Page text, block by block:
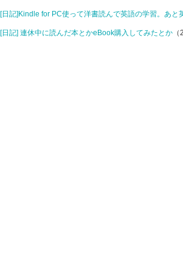
[日記]Kindle for PC使って洋書読んで英語の学習。あと
[日記] 連休中に読んだ本とかeBook購入してみたとか